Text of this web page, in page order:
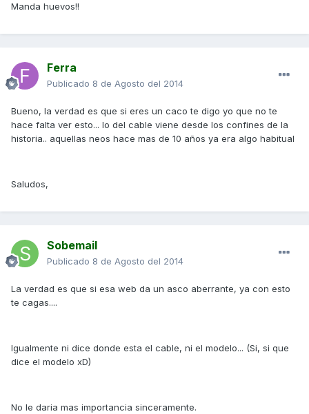
Manda huevos!!
Ferra
Publicado 8 de Agosto del 2014
Bueno, la verdad es que si eres un caco te digo yo que no te
hace falta ver esto... lo del cable viene desde los confines de la
historia.. aquellas neos hace mas de 10 años ya era algo habitual
Saludos,
Sobemail
Publicado 8 de Agosto del 2014
La verdad es que si esa web da un asco aberrante, ya con esto
te cagas....
Igualmente ni dice donde esta el cable, ni el modelo... (Si, si que
dice el modelo xD)
No le daria mas importancia sinceramente.